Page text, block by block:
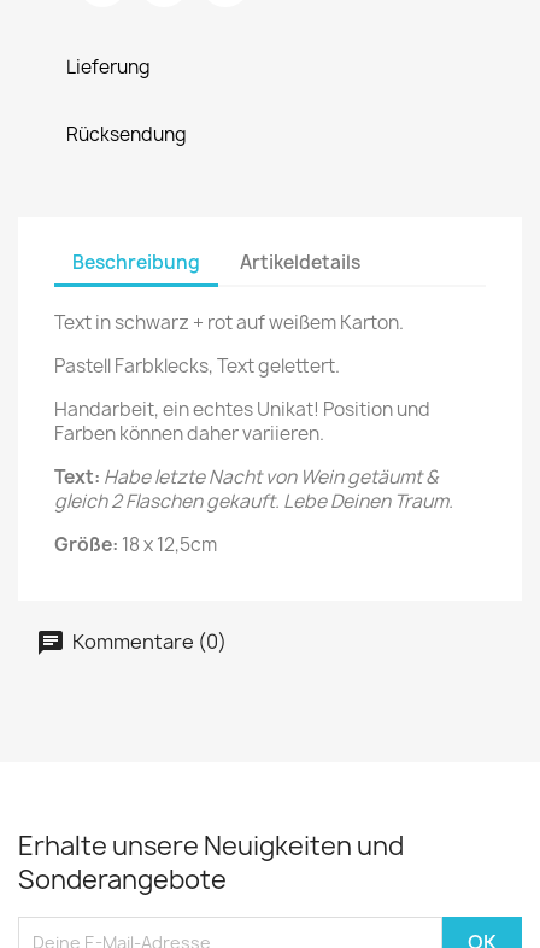
Lieferung
Rücksendung
Beschreibung Artikeldetails
Text in schwarz + rot auf weißem Karton.
Pastell Farbklecks, Text gelettert.
Handarbeit, ein echtes Unikat! Position und
Farben können daher variieren.
Text: Habe letzte Nacht von Wein getäumt &
gleich 2 Flaschen gekauft. Lebe Deinen Traum.
Größe: 18 x 12,5cm
Kommentare (0)
Erhalte unsere Neuigkeiten und
Sonderangebote